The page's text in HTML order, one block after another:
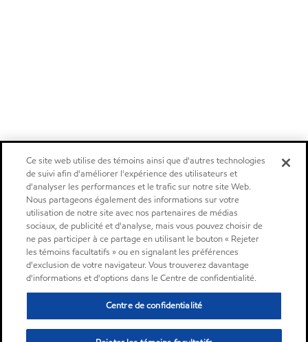
Ce site web utilise des témoins ainsi que d'autres technologies
de suivi afin d'améliorer l'expérience des utilisateurs et
d'analyser les performances et le trafic sur notre site Web.
Nous partageons également des informations sur votre
utilisation de notre site avec nos partenaires de médias
sociaux, de publicité et d'analyse, mais vous pouvez choisir de
ne pas participer à ce partage en utilisant le bouton « Rejeter
les témoins facultatifs » ou en signalant les préférences
d'exclusion de votre navigateur. Vous trouverez davantage
d'informations et d'options dans le Centre de confidentialité.
Centre de confidentialité